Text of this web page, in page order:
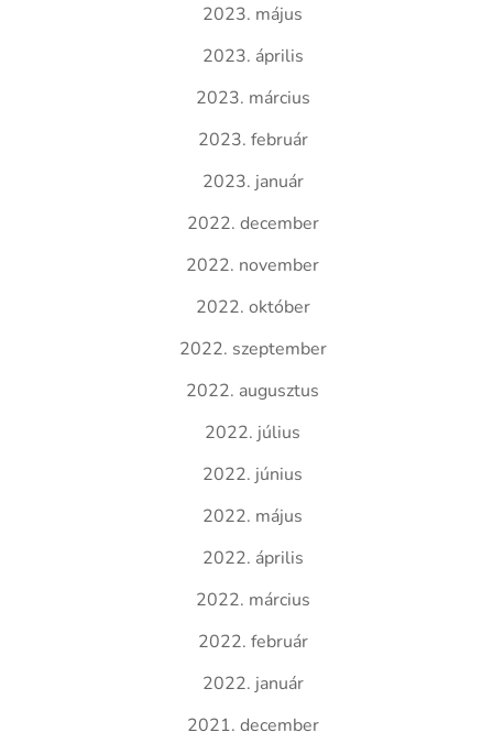
2023. május
2023. április
2023. március
2023. február
2023. január
2022. december
2022. november
2022. október
2022. szeptember
2022. augusztus
2022. július
2022. június
2022. május
2022. április
2022. március
2022. február
2022. január
2021. december